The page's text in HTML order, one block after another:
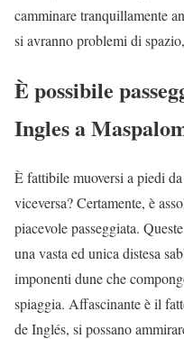
camminare tranquillamente
si avranno problemi di
È possibile
Ingles a
È fattibile muoversi a piedi
viceversa? Certamente, è
piacevole passeggiata.
una vasta ed unica distesa
imponenti dune che
spiaggia. Affascinante è il
de Inglés, si possano